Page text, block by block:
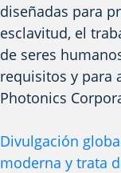
diseñadas para
esclavitud, el
de seres
requisitos y para
Photonics
Divulgación
moderna y trata